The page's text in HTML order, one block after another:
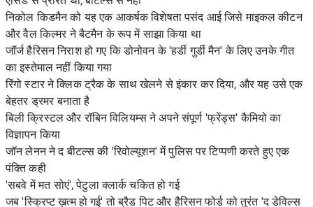
निकोल किडमैन को यह एक आकर्षक विशेषता पसंद आई जिसे माइकल कीटन
और वैल किल्मर ने बैटमैन के रूप में साझा किया था
जॉर्ज हैरिसन निराश हो गए कि डोनोवन के 'हर्डी गुर्डी मैन' के लिए उनके गीत
का इस्तेमाल नहीं किया गया
रिंगो स्टार ने क्लिक ट्रैक के साथ खेलने से इंकार कर दिया, और यह उसे एक
बेहतर ड्रमर बनाता है
बिली क्रिस्टल और रॉबिन विलियम्स ने अपने संपूर्ण 'फ्रेंड्स' कैमियो का
विज्ञापन किया
जॉन लेनन ने द बीटल्स की 'रिवोल्यूशन' में पुलिस पर टिप्पणी करते हुए एक
पंक्ति कही
'सबवे में मत सोएं', पेटुला क्लार्क चकित हो गई
जब 'स्क्रिप्ट ख़त्म हो गई' तो ब्रैड पिट और हैरिसन फोर्ड को तुरंत 'द डेविल्स